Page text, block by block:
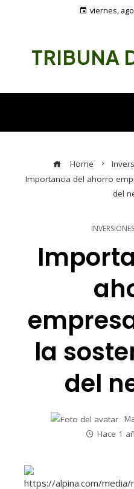
viernes,
TRIBUNA
Home
Importancia del ahorro
del
la
del
Hace 1